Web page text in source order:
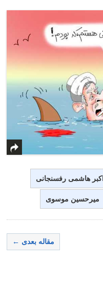
اکبر هاشمی رفسنجانی
میرحسین موسوی
مقاله بعدی ←